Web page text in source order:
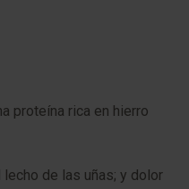
proteína rica en hierro
de las uñas; y dolor